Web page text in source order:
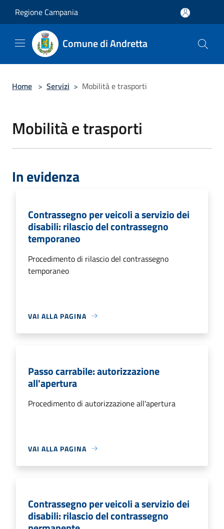
Regione Campania
Comune di Andretta
Home > Servizi > Mobilità e trasporti
Mobilità e trasporti
In evidenza
Contrassegno per veicoli a servizio dei
disabili: rilascio del contrassegno
temporaneo
Procedimento di rilascio del contrassegno
temporaneo
VAI ALLA PAGINA
Passo carrabile: autorizzazione
all'apertura
Procedimento di autorizzazione all'apertura
VAI ALLA PAGINA
Contrassegno per veicoli a servizio dei
disabili: rilascio del contrassegno